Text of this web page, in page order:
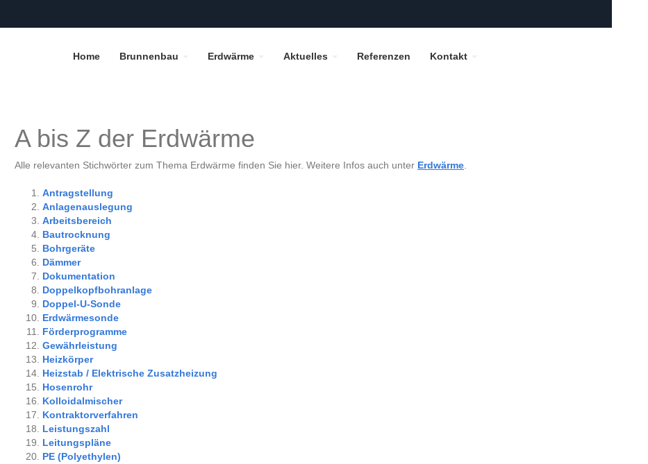
Home Brunnenbau Erdwärme Aktuelles Referenzen Kontakt
A bis Z der Erdwärme
Alle relevanten Stichwörter zum Thema Erdwärme finden Sie hier. Weitere Infos auch unter Erdwärme
Antragstellung
Anlagenauslegung
Arbeitsbereich
Bautrocknung
Bohrgeräte
Dämmer
Dokumentation
Doppelkopfbohranlage
Doppel-U-Sonde
Erdwärmesonde
Förderprogramme
Gewährleistung
Heizkörper
Heizstab / Elektrische Zusatzheizung
Hosenrohr
Kolloidalmischer
Kontraktorverfahren
Leistungszahl
Leitungspläne
PE (Polyethylen)